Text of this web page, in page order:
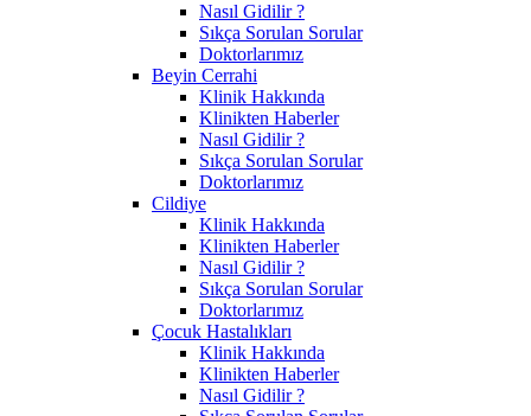
Nasıl Gidilir ?
Sıkça Sorulan Sorular
Doktorlarımız
Beyin Cerrahi
Klinik Hakkında
Klinikten Haberler
Nasıl Gidilir ?
Sıkça Sorulan Sorular
Doktorlarımız
Cildiye
Klinik Hakkında
Klinikten Haberler
Nasıl Gidilir ?
Sıkça Sorulan Sorular
Doktorlarımız
Çocuk Hastalıkları
Klinik Hakkında
Klinikten Haberler
Nasıl Gidilir ?